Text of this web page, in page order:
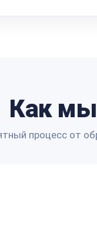
Как мы
процесс от